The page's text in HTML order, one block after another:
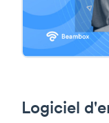
Logiciel